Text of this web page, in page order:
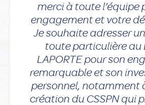
merci à toute l’équipe
engagement et votre
Je souhaite adresser
toute particulière au
LAPORTE pour son
remarquable et son
personnel, notamment
création du CSSPN qui